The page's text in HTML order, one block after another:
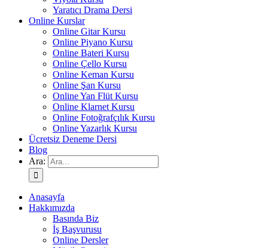
Yaratıcı Drama Dersi
Online Kurslar
Online Gitar Kursu
Online Piyano Kursu
Online Bateri Kursu
Online Çello Kursu
Online Keman Kursu
Online Şan Kursu
Online Yan Flüt Kursu
Online Klarnet Kursu
Online Fotoğrafçılık Kursu
Online Yazarlık Kursu
Ücretsiz Deneme Dersi
Blog
Ara:
Anasayfa
Hakkımızda
Basında Biz
İş Başvurusu
Online Dersler